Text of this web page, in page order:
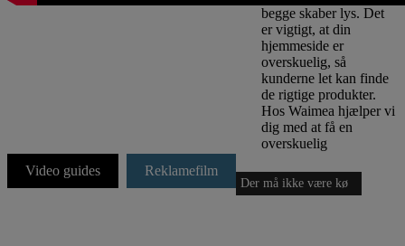
begge skaber lys. Det
er vigtigt, at din
hjemmeside er
overskuelig, så
kunderne let kan finde
de rigtige produkter.
Hos Waimea hjælper vi
dig med at få en
overskuelig
kunder kommer igen
næste gang en pære er
Video guides Reklamefilm
Der må ikke være kø